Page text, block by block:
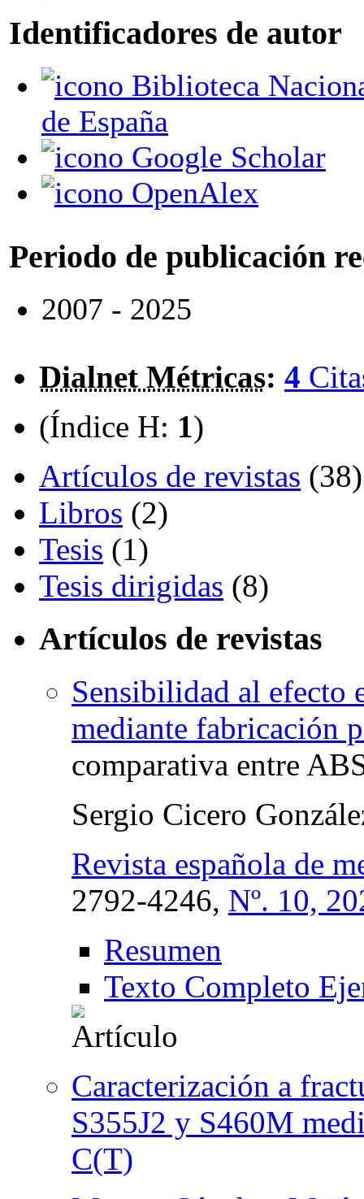
Identificadores de autor
de España
Google Scholar
OpenAlex
Periodo de publicación
2007 - 2025
Dialnet Métricas: 4
(Índice H: 1)
Artículos de revistas (38)
Libros (2)
Tesis (1)
Tesis dirigidas (8)
Artículos de revistas
Sensibilidad al efecto
mediante fabricación
comparativa entre
Sergio Cicero
Revista española de
2792-4246, Nº. 10,
Resumen
Texto Completo
Caracterización a
S355J2 y S460M
C(T)